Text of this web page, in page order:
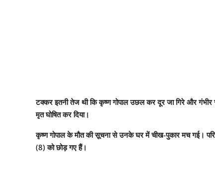
टक्कर इतनी तेज थी कि कृष्ण गोपाल उछल कर दूर जा गिरे और गंभीर
मृत घोषित कर दिया।
कृष्ण गोपाल के मौत की सूचना से उनके घर में चीख-पुकार मच गई।
(8) को छोड़ गए हैं।